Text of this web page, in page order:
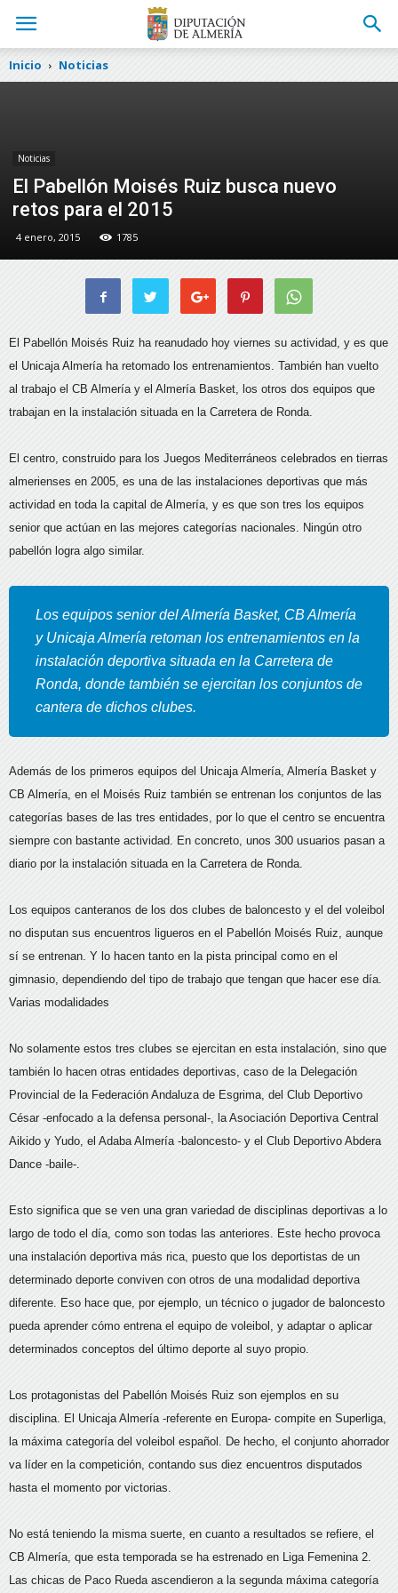
Inicio Noticias
Noticias
El Pabellón Moisés Ruiz busca nuevo
retos para el 2015
4 enero, 2015 1785
El Pabellón Moisés Ruiz ha reanudado hoy viernes su actividad, y es que
el Unicaja Almería ha retomado los entrenamientos. También han vuelto
al trabajo el CB Almería y el Almería Basket, los otros dos equipos que
trabajan en la instalación situada en la Carretera de Ronda.
El centro, construido para los Juegos Mediterráneos celebrados en tierras
almerienses en 2005, es una de las instalaciones deportivas que más
actividad en toda la capital de Almería, y es que son tres los equipos
senior que actúan en las mejores categorías nacionales. Ningún otro
pabellón logra algo similar.
Los equipos senior del Almería Basket, CB Almería
y Unicaja Almería retoman los entrenamientos en la
instalación deportiva situada en la Carretera de
Ronda, donde también se ejercitan los conjuntos de
cantera de dichos clubes.
Además de los primeros equipos del Unicaja Almería, Almería Basket y
CB Almería, en el Moisés Ruiz también se entrenan los conjuntos de las
categorías bases de las tres entidades, por lo que el centro se encuentra
siempre con bastante actividad. En concreto, unos 300 usuarios pasan a
diario por la instalación situada en la Carretera de Ronda.
Los equipos canteranos de los dos clubes de baloncesto y el del voleibol
no disputan sus encuentros ligueros en el Pabellón Moisés Ruiz, aunque
sí se entrenan. Y lo hacen tanto en la pista principal como en el
gimnasio, dependiendo del tipo de trabajo que tengan que hacer ese día.
Varias modalidades
No solamente estos tres clubes se ejercitan en esta instalación, sino que
también lo hacen otras entidades deportivas, caso de la Delegación
Provincial de la Federación Andaluza de Esgrima, del Club Deportivo
César -enfocado a la defensa personal-, la Asociación Deportiva Central
Aikido y Yudo, el Adaba Almería -baloncesto- y el Club Deportivo Abdera
Dance -baile-.
Esto significa que se ven una gran variedad de disciplinas deportivas a lo
largo de todo el día, como son todas las anteriores. Este hecho provoca
una instalación deportiva más rica, puesto que los deportistas de un
determinado deporte conviven con otros de una modalidad deportiva
diferente. Eso hace que, por ejemplo, un técnico o jugador de baloncesto
pueda aprender cómo entrena el equipo de voleibol, y adaptar o aplicar
determinados conceptos del último deporte al suyo propio.
Los protagonistas del Pabellón Moisés Ruiz son ejemplos en su
disciplina. El Unicaja Almería -referente en Europa- compite en Superliga,
la máxima categoría del voleibol español. De hecho, el conjunto ahorrador
va líder en la competición, contando sus diez encuentros disputados
hasta el momento por victorias.
No está teniendo la misma suerte, en cuanto a resultados se refiere, el
CB Almería, que esta temporada se ha estrenado en Liga Femenina 2.
Las chicas de Paco Rueda ascendieron a la segunda máxima categoría